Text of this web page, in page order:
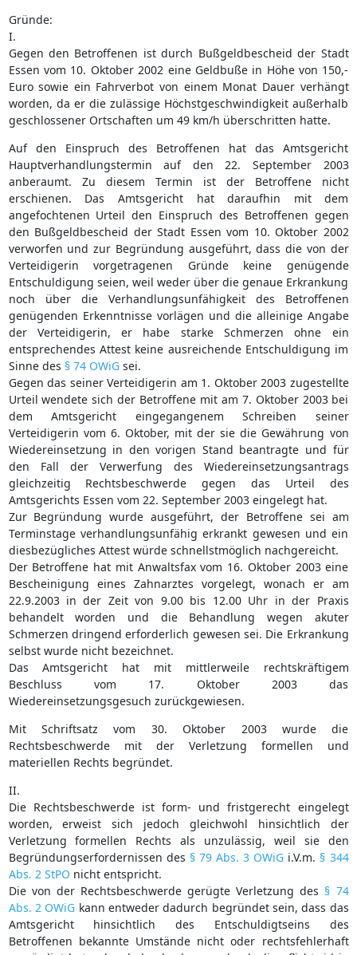
Gründe:
I.
Gegen den Betroffenen ist durch Bußgeldbescheid der Stadt
Essen vom 10. Oktober 2002 eine Geldbuße in Höhe von 150,-
Euro sowie ein Fahrverbot von einem Monat Dauer verhängt
worden, da er die zulässige Höchstgeschwindigkeit außerhalb
geschlossener Ortschaften um 49 km/h überschritten hatte.
Auf den Einspruch des Betroffenen hat das Amtsgericht
Hauptverhandlungstermin auf den 22. September 2003
anberaumt. Zu diesem Termin ist der Betroffene nicht
erschienen. Das Amtsgericht hat daraufhin mit dem
angefochtenen Urteil den Einspruch des Betroffenen gegen
den Bußgeldbescheid der Stadt Essen vom 10. Oktober 2002
verworfen und zur Begründung ausgeführt, dass die von der
Verteidigerin vorgetragenen Gründe keine genügende
Entschuldigung seien, weil weder über die genaue Erkrankung
noch über die Verhandlungsunfähigkeit des Betroffenen
genügenden Erkenntnisse vorlägen und die alleinige Angabe
der Verteidigerin, er habe starke Schmerzen ohne ein
entsprechendes Attest keine ausreichende Entschuldigung im
Sinne des § 74 OWiGsei.
Gegen das seiner Verteidigerin am 1. Oktober 2003 zugestellte
Urteil wendete sich der Betroffene mit am 7. Oktober 2003 bei
dem Amtsgericht eingegangenem Schreiben seiner
Verteidigerin vom 6. Oktober, mit der sie die Gewährung von
Wiedereinsetzung in den vorigen Stand beantragte und für
den Fall der Verwerfung des Wiedereinsetzungsantrags
gleichzeitig Rechtsbeschwerde gegen das Urteil des
Amtsgerichts Essen vom 22. September 2003 eingelegt hat.
Zur Begründung wurde ausgeführt, der Betroffene sei am
Terminstage verhandlungsunfähig erkrankt gewesen und ein
diesbezügliches Attest würde schnellstmöglich nachgereicht.
Der Betroffene hat mit Anwaltsfax vom 16. Oktober 2003 eine
Bescheinigung eines Zahnarztes vorgelegt, wonach er am
22.9.2003 in der Zeit von 9.00 bis 12.00 Uhr in der Praxis
behandelt worden und die Behandlung wegen akuter
Schmerzen dringend erforderlich gewesen sei. Die Erkrankung
selbst wurde nicht bezeichnet.
Das Amtsgericht hat mit mittlerweile rechtskräftigem
Beschluss vom 17. Oktober 2003 das
Wiedereinsetzungsgesuch zurückgewiesen.
Mit Schriftsatz vom 30. Oktober 2003 wurde die
Rechtsbeschwerde mit der Verletzung formellen und
materiellen Rechts begründet.
II.
Die Rechtsbeschwerde ist form- und fristgerecht eingelegt
worden, erweist sich jedoch gleichwohl hinsichtlich der
Verletzung formellen Rechts als unzulässig, weil sie den
Begründungserfordernissen des § 79 Abs. 3 OWiG i.V.m. § 344
Abs. 2 StPO nicht entspricht.
Die von der Rechtsbeschwerde gerügte Verletzung des § 74
Abs. 2 OWiG kann entweder dadurch begründet sein, dass das
Amtsgericht hinsichtlich des Entschuldigtseins des
Betroffenen bekannte Umstände nicht oder rechtsfehlerhaft